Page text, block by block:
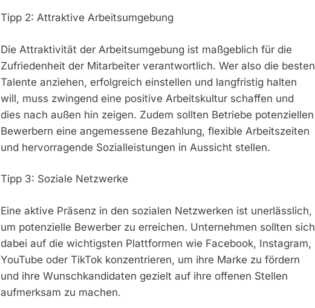
Tipp 2: Attraktive Arbeitsumgebung
Die Attraktivität der Arbeitsumgebung ist maßgeblich für die
Zufriedenheit der Mitarbeiter verantwortlich. Wer also die besten
Talente anziehen, erfolgreich einstellen und langfristig halten
will, muss zwingend eine positive Arbeitskultur schaffen und
dies nach außen hin zeigen. Zudem sollten Betriebe potenziellen
Bewerbern eine angemessene Bezahlung, flexible Arbeitszeiten
und hervorragende Sozialleistungen in Aussicht stellen.
Tipp 3: Soziale Netzwerke
Eine aktive Präsenz in den sozialen Netzwerken ist unerlässlich,
um potenzielle Bewerber zu erreichen. Unternehmen sollten sich
dabei auf die wichtigsten Plattformen wie Facebook, Instagram,
YouTube oder TikTok konzentrieren, um ihre Marke zu fördern
und ihre Wunschkandidaten gezielt auf ihre offenen Stellen
aufmerksam zu machen.